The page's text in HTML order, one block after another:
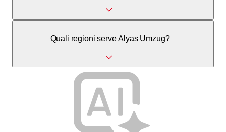
stesso giorno a seconda della disponibilità.
Quali regioni serve Alyas Umzug?
Alyas Umzug opera a Lachen e in tutta la Svizzera.